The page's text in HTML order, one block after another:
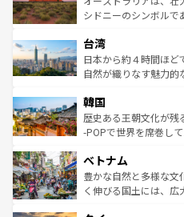
しみながら、その多様
ならではの贅沢な旅のスタイルだ。
情報はコンテンツ一覧
おすすめ。エメラルド
れるおもてなしの心で
人々、おいしいローカ
ク、伝統的なフラダン
ワイを、存分に味わってほしい。 なお、
はコンテンツ一覧を参
シドニーのシンボルで
リアリーフや大陸中央
ク）、タスマニアの美
ど、見どころがたくさ
いる。アクティビティ
ビング、ハイキングな
い。オーストラリアの
参照してほしい。
台湾
日本から約４時間ほど
自然が織りなす魅力的
ン）、静ひつな山岳地
と山間の静けさが共存
驚きをもたらしてくれ
容にもいいと評判のス
が味わえる。
照してほしい。
韓国
歴史ある王朝文化が残
-POPで世界を席巻し
き、地方に足を延ばせ
できる。そして、キム
まで、さまざまな韓国
ベトナム
豊かな自然と多様な
く伸びる国土には、広